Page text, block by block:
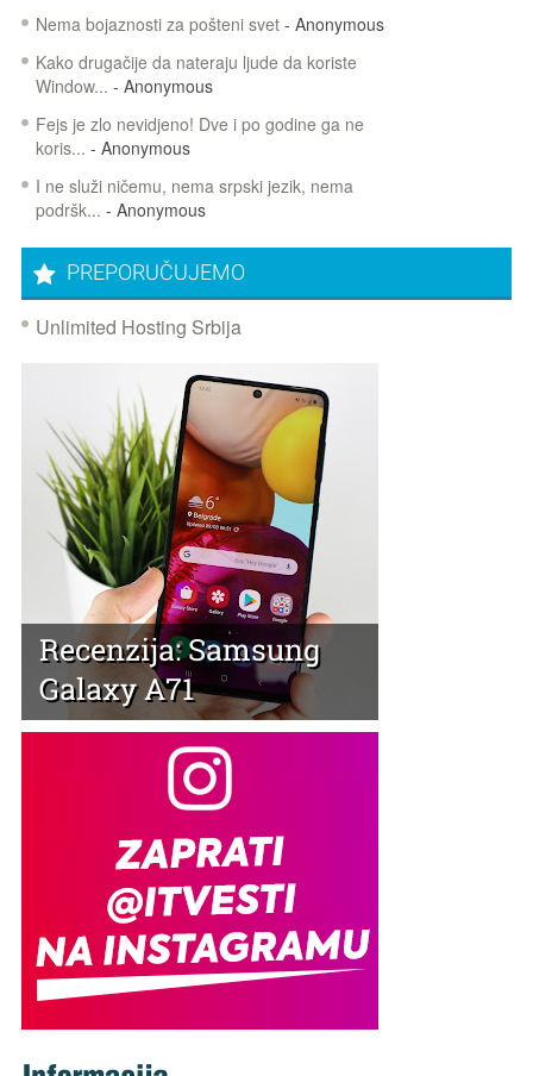
Nema bojaznosti za pošteni svet- Anonymous
Kako drugačije da nateraju ljude da koriste
Window... - Anonymous
Fejs je zlo nevidjeno! Dve i po godine ga ne
koris... - Anonymous
I ne služi ničemu, nema srpski jezik, nema
podršk... - Anonymous
PREPORUČUJEMO
Unlimited Hosting Srbija
Recenzija: Samsung
Galaxy A71